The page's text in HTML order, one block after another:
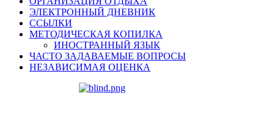
ЭЛЕКТРОННЫЙ ДНЕВНИК
ССЫЛКИ
МЕТОДИЧЕСКАЯ КОПИЛКА
ИНОСТРАННЫЙ ЯЗЫК
ЧАСТО ЗАДАВАЕМЫЕ ВОПРОСЫ
НЕЗАВИСИМАЯ ОЦЕНКА